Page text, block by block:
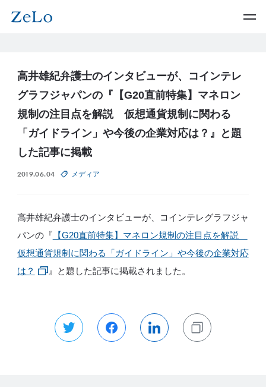
高井雄紀弁護士のインタビューが、コインテレ
グラフジャパンの『【G20直前特集】マネロン
規制の注目点を解説 仮想通貨規制に関わる
「ガイドライン」や今後の企業対応は？』と題
した記事に掲載
2019.06.04 メディア
高井雄紀弁護士のインタビューが、コインテレグラフジャ
パンの『 【G20直前特集】マネロン規制の注目点を解説
仮想通貨規制に関わる「ガイドライン」や今後の企業対応
は？
』と題した記事に掲載されました。